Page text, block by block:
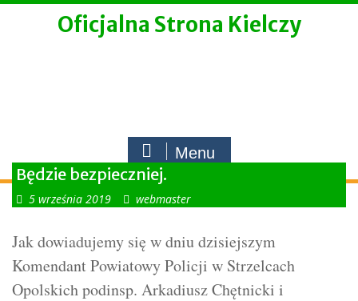
Skip
Oficjalna Strona Kielczy
Menu
Będzie bezpieczniej.
5 września 2019 webmaster
Jak dowiadujemy się w dniu dzisiejszym
Komendant Powiatowy Policji w Strzelcach
Opolskich podinsp. Arkadiusz Chętnicki i